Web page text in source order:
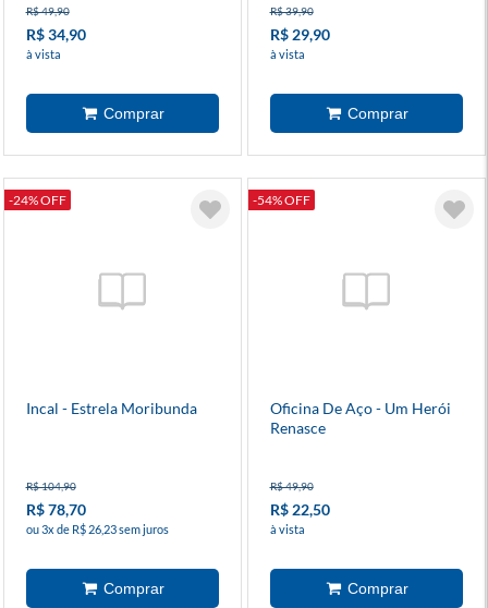
R$ 49,90
R$ 34,90
à vista
R$ 39,90
R$ 29,90
à vista
-24% OFF
Incal - Estrela Moribunda
R$ 104,90
R$ 78,70
ou 3x de R$ 26,23 sem juros
-54% OFF
Oficina De Aço - Um Herói
Renasce
R$ 49,90
R$ 22,50
à vista